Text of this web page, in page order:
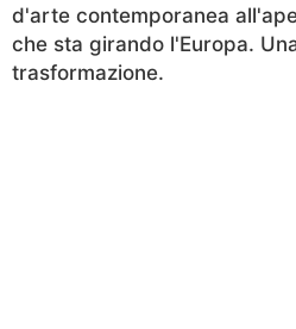
d'arte contemporanea
che sta girando l'Europa.
trasformazione.